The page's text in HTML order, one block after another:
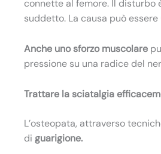
connette al femore. Il disturbo
suddetto. La causa può
Anche unosforzo muscolare
pressione su una radice del
Trattare la sciatalgia
L’osteopata, attraverso
di guarigione.